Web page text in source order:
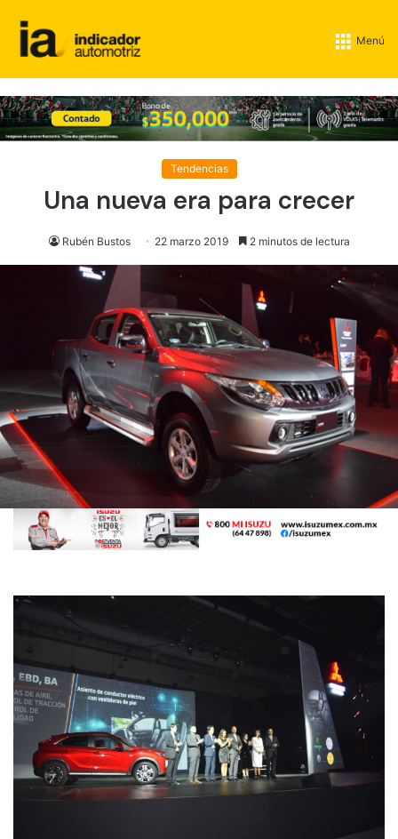
Menú
Tendencias
Una nueva era para crecer
Rubén Bustos 22 marzo 2019 2 minutos de lectura